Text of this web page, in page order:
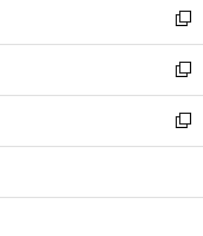
く
で
開
く
ィ
ン
ド
ウ
で
開
い
ウ
ィ
ン
ド
ウ
開
新
し
い
ウ
ィ
ン
ウ
新
し
い
ウ
ン
新
し
ウ